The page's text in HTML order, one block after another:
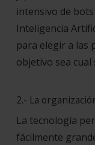
intensivo de
Inteligencia
para elegir a las
objetivo sea cual
2.- La
La tecnología
fácilmente